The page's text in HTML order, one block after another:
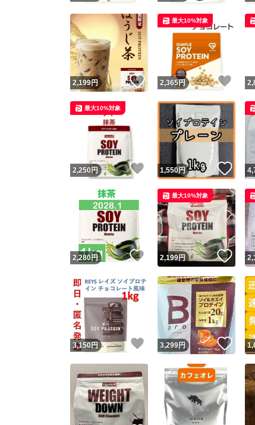
安心
取引
スピ
※この
ス
安
2,199円 いいね！
2,365円 い
最大10%対象
2,250円 いいね！
最大10%対象
1,550円 い
2,280円 いいね！
2,199円 い
最大10%対象
3,150円 いいね！
3,299円 い